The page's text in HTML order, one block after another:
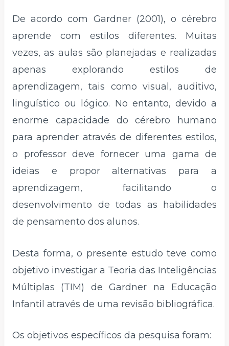
De acordo com Gardner (2001), o cérebro
aprende com estilos diferentes. Muitas
vezes, as aulas são planejadas e realizadas
apenas explorando estilos de
aprendizagem, tais como visual, auditivo,
linguístico ou lógico. No entanto, devido a
enorme capacidade do cérebro humano
para aprender através de diferentes estilos,
o professor deve fornecer uma gama de
ideias e propor alternativas para a
aprendizagem, facilitando o
desenvolvimento de todas as habilidades
de pensamento dos alunos.
Desta forma, o presente estudo teve como
objetivo investigar a Teoria das Inteligências
Múltiplas (TIM) de Gardner na Educação
Infantil através de uma revisão bibliográfica.
Os objetivos específicos da pesquisa foram: